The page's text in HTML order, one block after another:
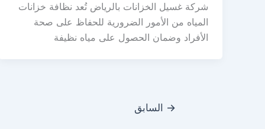
شركة غسيل الخزانات بالرياض تُعد نظافة خزانات
المياه من الأمور الضرورية للحفاظ على صحة
الأفراد وضمان الحصول على مياه نظيفة
→ السابق